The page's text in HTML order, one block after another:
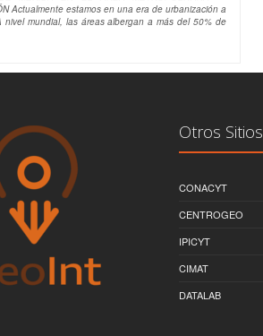
Actualmente estamos en una era de urbanización a
nivel mundial, las áreas albergan a más del 50% de
Otros Sitios
CONACYT
CENTROGEO
IPICYT
CIMAT
DATALAB